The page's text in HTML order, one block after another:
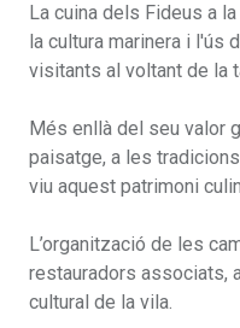
La cuina dels Fideus a
la cultura marinera i
visitants al voltant de la
Més enllà del seu valor
paisatge, a les
viu aquest patrimoni
L’organització de les
restauradors associats,
cultural de la vila.